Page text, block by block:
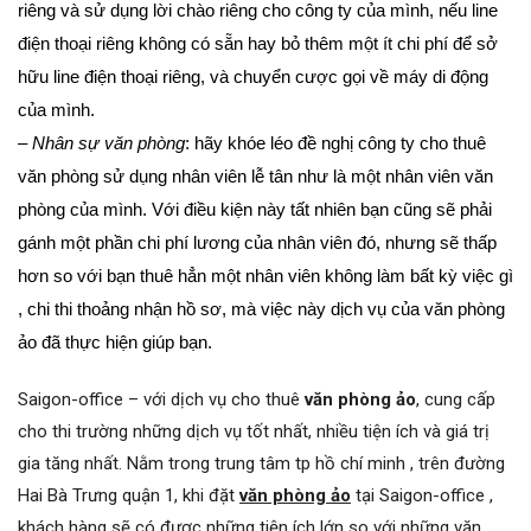
riêng và sử dụng lời chào riêng cho công ty của mình, nếu line
điện thoại riêng không có sẵn hay bỏ thêm một ít chi phí để sở
hữu line điện thoại riêng, và chuyển cược gọi về máy di động
của mình.
–Nhân sự văn phòng: hãy khóe léo đề nghị công ty cho thuê
văn phòng sử dụng nhân viên lễ tân như là một nhân viên văn
phòng của mình. Với điều kiện này tất nhiên bạn cũng sẽ phải
gánh một phần chi phí lương của nhân viên đó, nhưng sẽ thấp
hơn so với bạn thuê hẳn một nhân viên không làm bất kỳ việc gì
, chi thi thoảng nhận hồ sơ, mà việc này dịch vụ của văn phòng
ảo đã thực hiện giúp bạn.
Saigon-office – với dịch vụ cho thuêvăn phòng ảo, cung cấp
cho thi trường những dịch vụ tốt nhất, nhiều tiện ích và giá trị
gia tăng nhất. Nằm trong trung tâm tp hồ chí minh , trên đường
Hai Bà Trưng quận 1, khi đặtvăn phòng ảo tại Saigon-office ,